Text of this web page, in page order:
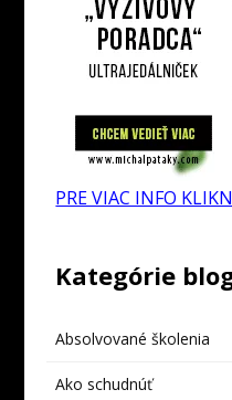
PRE VIAC INFO
Kategórie
Absolvované školenia
Ako schudnúť